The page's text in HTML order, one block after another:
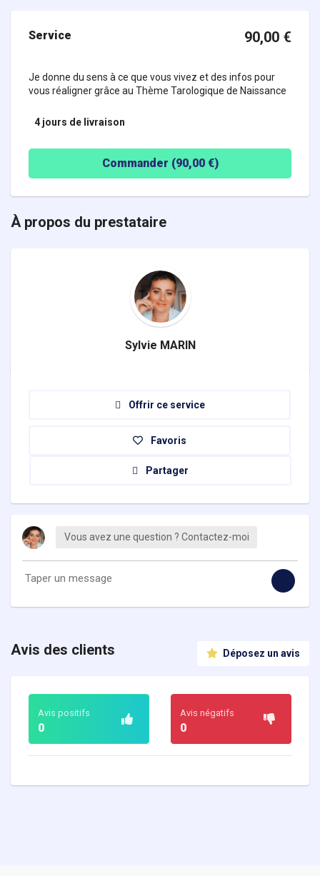
Service 90,00 €
Je donne du sens à ce que vous vivez et des infos pour
vous réaligner grâce au Thème Tarologique de Naissance
4 jours de livraison
Commander (90,00€)
À propos du prestataire
Sylvie MARIN
Offrir ce service
Favoris
Partager
Vous avez une question ? Contactez-moi
Déposez un avis
Avis des clients
Avis positifs
0
Avis négatifs
0